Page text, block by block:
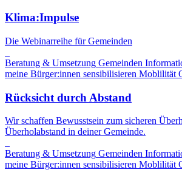
Klima:Impulse
Die Webinarreihe für Gemeinden
Beratung & Umsetzung Gemeinden
meine Bürger:innen sensibilisieren Moblilität
Rücksicht durch Abstand
Wir schaffen Bewusstsein zum sicheren
Überholabstand in deiner Gemeinde.
Beratung & Umsetzung Gemeinden
meine Bürger:innen sensibilisieren Moblilität